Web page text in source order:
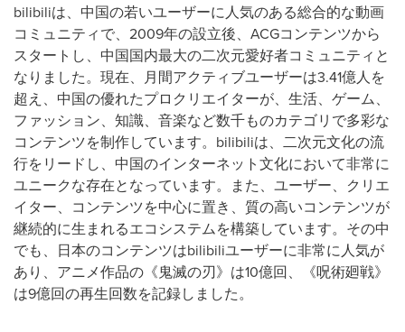
bilibiliは、中国の若いユーザーに人気のある総合的な動画
コミュニティで、2009年の設立後、ACGコンテンツから
スタートし、中国国内最大の二次元愛好者コミュニティと
なりました。現在、月間アクティブユーザーは3.41億人を
超え、中国の優れたプロクリエイターが、生活、ゲーム、
ファッション、知識、音楽など数千ものカテゴリで多彩な
コンテンツを制作しています。bilibiliは、二次元文化の流
行をリードし、中国のインターネット文化において非常に
ユニークな存在となっています。また、ユーザー、クリエ
イター、コンテンツを中心に置き、質の高いコンテンツが
継続的に生まれるエコシステムを構築しています。その中
でも、日本のコンテンツはbilibiliユーザーに非常に人気が
あり、アニメ作品の《鬼滅の刃》は10億回、《呪術廻戦》
は9億回の再生回数を記録しました。